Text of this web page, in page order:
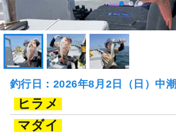
釣行日：2026年8月2日（日）中潮
ヒラメ
マダイ